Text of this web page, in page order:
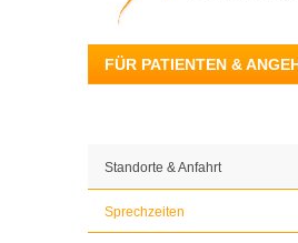
FÜR PATIENTEN &
Standorte & Anfahrt
Sprechzeiten